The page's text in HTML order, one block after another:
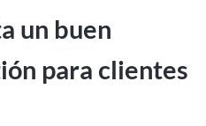
un buen
para clientes